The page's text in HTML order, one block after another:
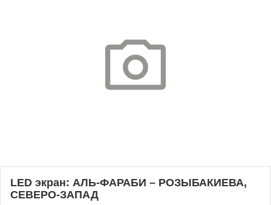
LED экран: АЛЬ-ФАРАБИ – РОЗЫБАКИЕВА,
СЕВЕРО-ЗАПАД